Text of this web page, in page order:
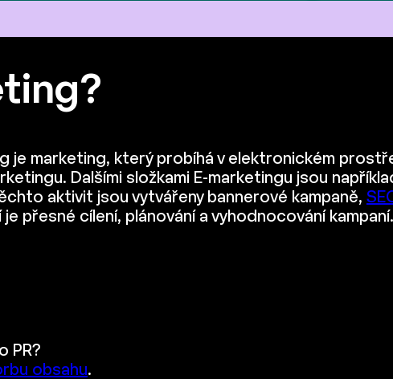
je marketing, který probíhá v elektronickém
Dalšími složkami E-marketingu jsou
aktivit jsou vytvářeny bannerové kampaně,
přesné cílení, plánování a vyhodnocování kampaní.
PR?
obsahu.